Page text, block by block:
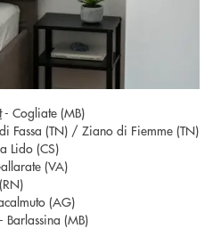
- Cogliate (MB)
Fassa (TN) / Ziano di Fiemme (TN)
Lido (CS)
(VA)
(AG)
Barlassina (MB)